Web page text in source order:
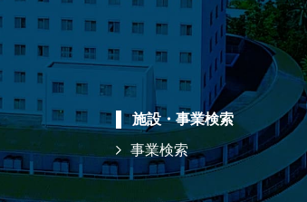
施設・事業検索
事業検索